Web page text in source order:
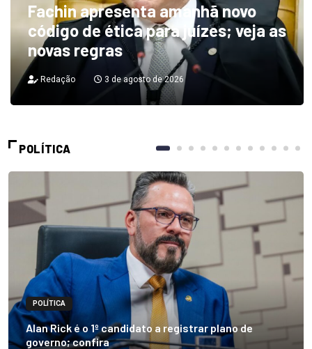
Fachin apresenta amanhã novo
código de ética para juízes; veja as
novas regras
Redação 3 de agosto de 2026
POLÍTICA
POLÍTICA
Alan Rick é o 1º candidato a registrar plano de
governo; confira